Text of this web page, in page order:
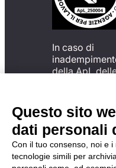
In caso di
della ApL
del Codice di
possibile
reclamo
all’Organismo
Monitoraggio
una delle
descritte al
Questo sito
dati personali
Con il tuo consenso, noi e
tecnologie simili per